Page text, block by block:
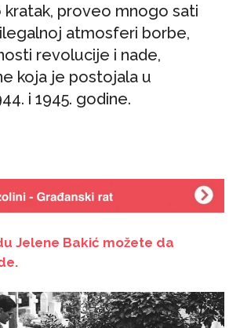
kratak, proveo mnogo sati
atmosferi borbe,
revolucije i nade,
koja je postojala u
i 1945. godine.
Jelene Bakić možete da